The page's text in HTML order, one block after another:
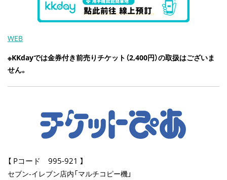
WEB
※KKdayでは金券付き前売りチケット（2,400円）の取扱はございま
せん。
【 Pコード 995-921 】
セブン-イレブン店内「マルチコピー機」